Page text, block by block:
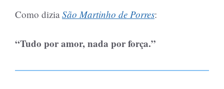
Como dizia São Martinho de Porres:
“Tudo por amor, nada por força.”